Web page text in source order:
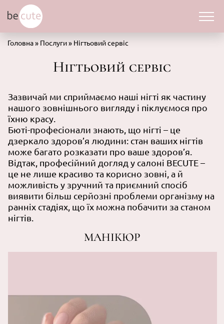
Головна» Послуги» Нігтьовий сервіс
Нігтьовий сервіс
Зазвичай ми сприймаємо наші нігті як частину
нашого зовнішнього вигляду і піклуємося про
їхню красу.
Бюті-професіонали знають, що нігті – це
дзеркало здоров’я людини: стан ваших нігтів
може багато розказати про ваше здоров’я.
Відтак, професійний догляд у салоні BECUTE –
це не лише красиво та корисно зовні, а й
можливість у зручний та приємний спосіб
виявити більш серйозні проблеми організму на
ранніх стадіях, що їх можна побачити за станом
нігтів.
МАНІКЮР